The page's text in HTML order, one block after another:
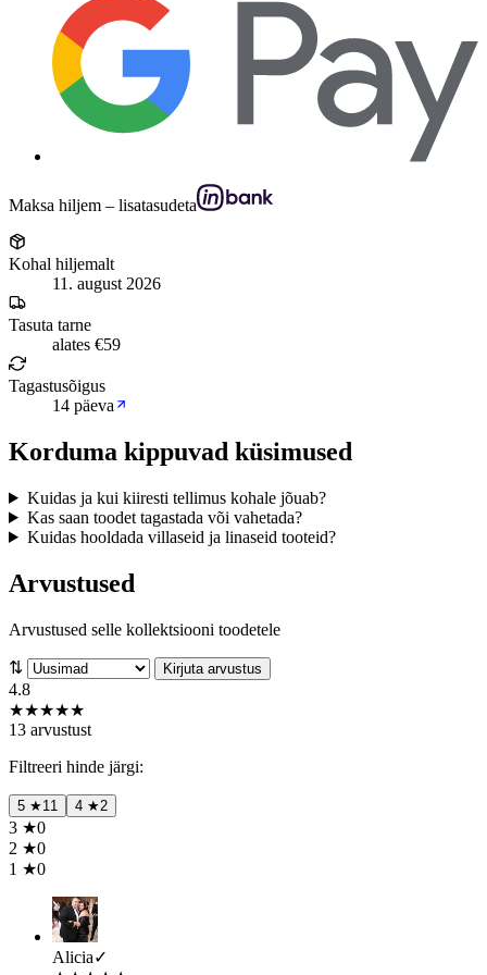
Maksa hiljem – lisatasudeta
Kohal hiljemalt
11. august 2026
Tasuta tarne
alates €59
Tagastusõigus
14 päeva
Korduma kippuvad küsimused
Kuidas ja kui kiiresti tellimus kohale jõuab?
Kas saan toodet tagastada või vahetada?
Kuidas hooldada villaseid ja linaseid tooteid?
Arvustused
Arvustused selle kollektsiooni toodetele
⇅ Kirjuta arvustus
4.8
★★★★★
13 arvustust
Filtreeri hinde järgi:
5 ★11 4 ★2
3 ★0
2 ★0
1 ★0
Alicia✓